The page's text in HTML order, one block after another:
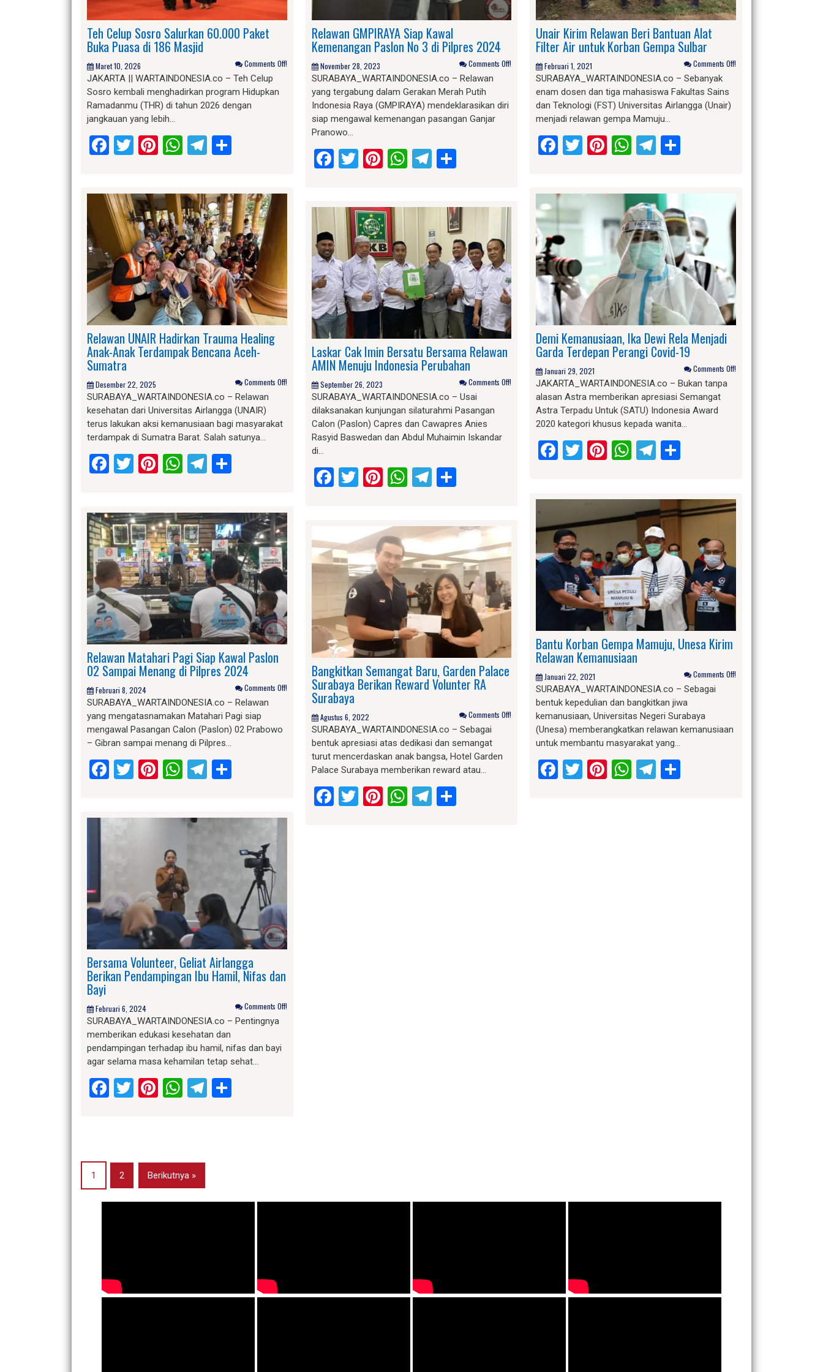
Teh Celup Sosro Salurkan 60.000 Paket
Buka Puasa di 186 Masjid
Maret 10, 2026 Comments Off!
JAKARTA || WARTAINDONESIA.co – Teh Celup
Sosro kembali menghadirkan program Hidupkan
Ramadanmu (THR) di tahun 2026 dengan
jangkauan yang lebih…
Facebook
Twitter
Pinterest
WhatsApp
Telegram
Relawan UNAIR Hadirkan Trauma Healing
Anak-Anak Terdampak Bencana Aceh-
Sumatra
Desember 22, 2025 Comments Off!
SURABAYA_WARTAINDONESIA.co – Relawan
kesehatan dari Universitas Airlangga (UNAIR)
terus lakukan aksi kemanusiaan bagi masyarakat
terdampak di Sumatra Barat. Salah satunya…
Facebook
Twitter
Pinterest
WhatsApp
Telegram
Relawan Matahari Pagi Siap Kawal Paslon
02 Sampai Menang di Pilpres 2024
Februari 8, 2024 Comments Off!
SURABAYA_WARTAINDONESIA.co – Relawan
yang mengatasnamakan Matahari Pagi siap
mengawal Pasangan Calon (Paslon) 02 Prabowo
– Gibran sampai menang di Pilpres…
Facebook
Twitter
Pinterest
WhatsApp
Telegram
Bersama Volunteer, Geliat Airlangga
Berikan Pendampingan Ibu Hamil, Nifas dan
Bayi
Februari 6, 2024 Comments Off!
SURABAYA_WARTAINDONESIA.co – Pentingnya
memberikan edukasi kesehatan dan
pendampingan terhadap ibu hamil, nifas dan bayi
agar selama masa kehamilan tetap sehat…
Facebook
Twitter
Pinterest
WhatsApp
Telegram
Relawan GMPIRAYA Siap Kawal
Kemenangan Paslon No 3 di Pilpres 2024
November 28, 2023 Comments Off!
SURABAYA_WARTAINDONESIA.co – Relawan
yang tergabung dalam Gerakan Merah Putih
Indonesia Raya (GMPIRAYA) mendeklarasikan diri
siap mengawal kemenangan pasangan Ganjar
Pranowo…
Facebook
Twitter
Pinterest
WhatsApp
Telegram
Share
Laskar Cak Imin Bersatu Bersama Relawan
AMIN Menuju Indonesia Perubahan
September 26, 2023 Comments Off!
SURABAYA_WARTAINDONESIA.co – Usai
dilaksanakan kunjungan silaturahmi Pasangan
Calon (Paslon) Capres dan Cawapres Anies
Rasyid Baswedan dan Abdul Muhaimin Iskandar
di…
Facebook
Twitter
Pinterest
WhatsApp
Telegram
Share
Bangkitkan Semangat Baru, Garden Palace
Surabaya Berikan Reward Volunter RA
Surabaya
Agustus 6, 2022 Comments Off!
SURABAYA_WARTAINDONESIA.co – Sebagai
bentuk apresiasi atas dedikasi dan semangat
turut mencerdaskan anak bangsa, Hotel Garden
Palace Surabaya memberikan reward atau…
Facebook
Twitter
Pinterest
WhatsApp
Telegram
Share
Unair Kirim Relawan Beri Bantuan Alat
Filter Air untuk Korban Gempa Sulbar
Februari 1, 2021 Comments Off!
SURABAYA_WARTAINDONESIA.co – Sebanyak
enam dosen dan tiga mahasiswa Fakultas Sains
dan Teknologi (FST) Universitas Airlangga (Unair)
menjadi relawan gempa Mamuju…
Facebook
Twitter
Pinterest
WhatsApp
Telegram
Demi Kemanusiaan, Ika Dewi Rela Menjadi
Garda Terdepan Perangi Covid-19
Januari 29, 2021 Comments Off!
JAKARTA_WARTAINDONESIA.co – Bukan tanpa
alasan Astra memberikan apresiasi Semangat
Astra Terpadu Untuk (SATU) Indonesia Award
2020 kategori khusus kepada wanita…
Facebook
Twitter
Pinterest
WhatsApp
Telegram
Bantu Korban Gempa Mamuju, Unesa Kirim
Relawan Kemanusiaan
Januari 22, 2021 Comments Off!
SURABAYA_WARTAINDONESIA.co – Sebagai
bentuk kepedulian dan bangkitkan jiwa
kemanusiaan, Universitas Negeri Surabaya
(Unesa) memberangkatkan relawan kemanusiaan
untuk membantu masyarakat yang…
Facebook
Twitter
Pinterest
WhatsApp
Telegram
1 2 Berikutnya »